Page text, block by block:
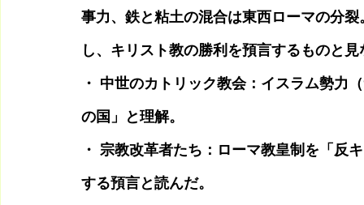
事力、鉄と粘土の混合は東西ローマの分
し、キリスト教の勝利を預言するものと
・ 中世のカトリック教会：イスラム勢力
の国」と理解。
・ 宗教改革者たち：ローマ教皇制を「反
する預言と読んだ。